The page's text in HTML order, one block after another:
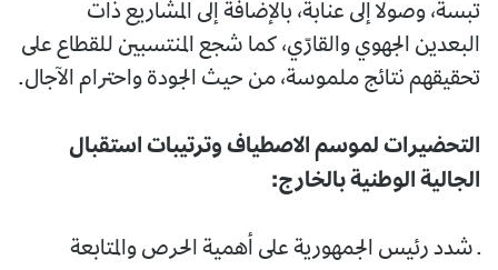
تبسة، وصولا إلى عنابة، بالإضافة إلى المشاريع ذات
البعدين الجهوي والقارّي، كما شجع المنتسبين للقطاع على
تحقيقهم نتائج ملموسة، من حيث الجودة واحترام الآجال.
التحضيرات لموسم الاصطياف وترتيبات استقبال
الجالية الوطنية بالخارج:
ـ شدد رئيس الجمهورية على أهمية الحرص والمتابعة